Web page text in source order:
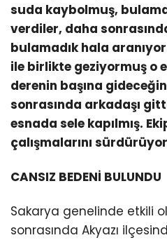
suda kaybolmuş,
verdiler, daha
bulamadık hala
ile birlikte geziyormuş o
derenin başına
sonrasında arkadaşı
esnada sele kapılmış.
çalışmalarını
CANSIZ BEDENİ BULUNDU
Sakarya genelinde etkili
sonrasında Akyazı